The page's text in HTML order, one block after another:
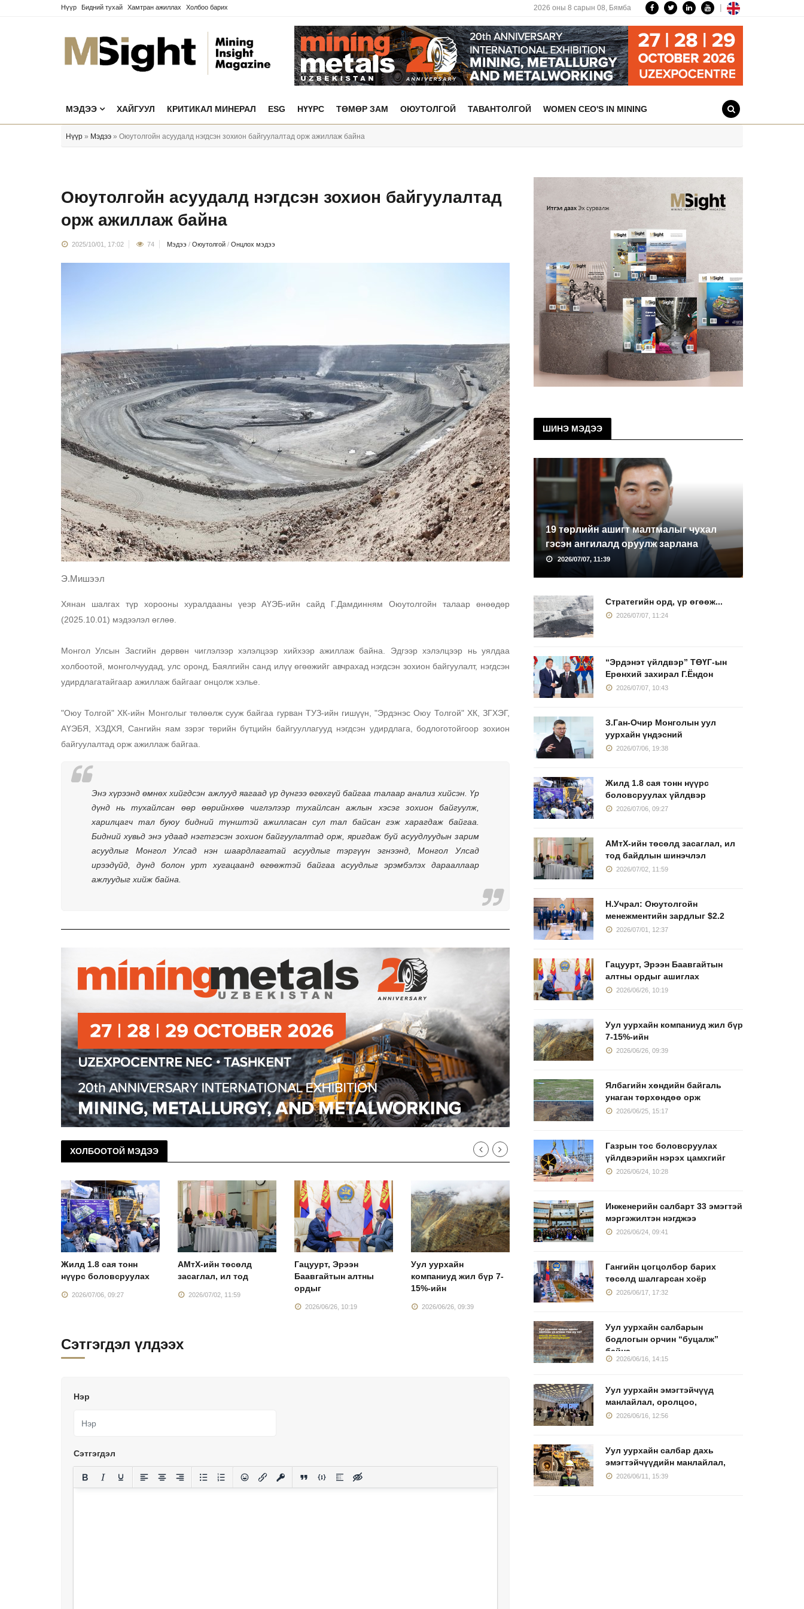
Нүүр Бидний тухай Хамтран ажиллах Холбоо барих 2026 оны 8 сарын 08, Бямба |
МЭДЭЭ ХАЙГУУЛ КРИТИКАЛ МИНЕРАЛ ESG НҮҮРС ТӨМӨР ЗАМ ОЮУТОЛГОЙ ТАВАНТОЛГОЙ WOMEN CEO'S IN MINING
Нүүр » Мэдээ » Оюутолгойн асуудалд нэгдсэн зохион байгуулалтад орж ажиллаж байна
Оюутолгойн асуудалд нэгдсэн зохион байгуулалтад
орж ажиллаж байна
2025/10/01, 17:02 74 Мэдээ / Оюутолгой / Онцлох мэдээ
Э.Мишээл
Хянан шалгах түр хорооны хуралдааны үеэр АҮЭБ-ийн сайд Г.Дамдинням Оюутолгойн талаар өнөөдөр
(2025.10.01) мэдээлэл өглөө.
Монгол Улсын Засгийн дөрвөн чиглэлээр хэлэлцээр хийхээр ажиллаж байна. Эдгээр хэлэлцээр нь уялдаа
холбоотой, монголчуудад, улс оронд, Баялгийн санд илүү өгөөжийг авчрахад нэгдсэн зохион байгуулалт, нэгдсэн
удирдлагатайгаар ажиллаж байгааг онцолж хэлье.
"Оюу Толгой" ХК-ийн Монголыг төлөөлж сууж байгаа гурван ТУЗ-ийн гишүүн, "Эрдэнэс Оюу Толгой" ХК, ЗГХЭГ,
АҮЭБЯ, ХЗДХЯ, Сангийн яам зэрэг төрийн бүтцийн байгууллагууд нэгдсэн удирдлага, бодлоготойгоор зохион
байгуулалтад орж ажиллаж байгаа.
Энэ хүрээнд өмнөх хийгдсэн ажлууд яагаад үр дүнгээ өгөхгүй байгаа талаар анализ хийсэн. Үр
дүнд нь тухайлсан өөр өөрийнхөө чиглэлээр тухайлсан ажлын хэсэг зохион байгуулж,
харилцагч тал буюу бидний түнштэй ажилласан сул тал байсан гэж харагдаж байгаа.
Бидний хувьд энэ удаад нэгтгэсэн зохион байгуулалтад орж, яригдаж буй асуудлуудын зарим
асуудлыг Монгол Улсад нэн шаардлагатай асуудлыг тэргүүн эгнээнд, Монгол Улсад
ирээдүйд, дунд болон урт хугацаанд өгөөжтэй байгаа асуудлыг эрэмбэлэх дарааллаар
ажлуудыг хийж байна.
ХОЛБООТОЙ МЭДЭЭ
Жилд 1.8 сая тонн
нүүрс боловсруулах
2026/07/06, 09:27
АМтХ-ийн төсөлд
засаглал, ил тод
2026/07/02, 11:59
Гацуурт, Эрээн
Баавгайтын алтны
ордыг
2026/06/26, 10:19
Уул уурхайн
компаниуд жил бүр 7-
15%-ийн
2026/06/26, 09:39
Газрын тос
боловсруулах
үйлдвэрийн
Инженерийн салбарт
33 эмэгтэй
2026/06/24, 09:41
Сэтгэгдэл үлдээх
Нэр
Сэтгэгдэл
ШИНЭ МЭДЭЭ
19 төрлийн ашигт малтмалыг чухал
гэсэн ангилалд оруулж зарлана
2026/07/07, 11:39
Стратегийн орд, үр өгөөж...
2026/07/07, 11:24
“Эрдэнэт үйлдвэр” ТӨҮГ-ын
Ерөнхий захирал Г.Ёндон
2026/07/07, 10:43
З.Ган-Очир Монголын уул
уурхайн үндэсний
2026/07/06, 19:38
Жилд 1.8 сая тонн нүүрс
боловсруулах үйлдвэр
2026/07/06, 09:27
АМтХ-ийн төсөлд засаглал, ил
тод байдлын шинэчлэл
2026/07/02, 11:59
Н.Учрал: Оюутолгойн
менежментийн зардлыг $2.2
2026/07/01, 12:37
Гацуурт, Эрээн Баавгайтын
алтны ордыг ашиглах
2026/06/26, 10:19
Уул уурхайн компаниуд жил бүр
7-15%-ийн
2026/06/26, 09:39
Ялбагийн хөндийн байгаль
унаган төрхөндөө орж
2026/06/25, 15:17
Газрын тос боловсруулах
үйлдвэрийн нэрэх цамхгийг
2026/06/24, 10:28
Инженерийн салбарт 33 эмэгтэй
мэргэжилтэн нэгджээ
2026/06/24, 09:41
Гангийн цогцолбор барих
төсөлд шалгарсан хоёр
2026/06/17, 17:32
Уул уурхайн салбарын
бодлогын орчин “буцалж”
байна
2026/06/16, 14:15
Уул уурхайн эмэгтэйчүүд
манлайлал, оролцоо,
2026/06/16, 12:56
Уул уурхайн салбар дахь
эмэгтэйчүүдийн манлайлал,
2026/06/11, 15:39